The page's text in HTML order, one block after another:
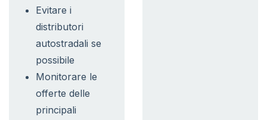
Evitare i
distributori
autostradali se
possibile
Monitorare le
offerte delle
principali